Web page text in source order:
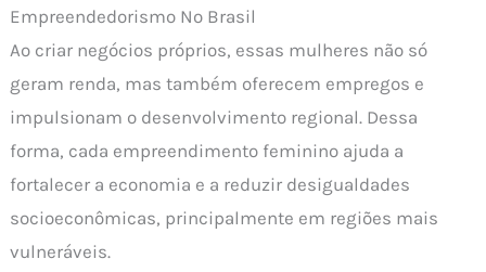
Empreendedorismo No Brasil
Ao criar negócios próprios, essas mulheres não só
geram renda, mas também oferecem empregos e
impulsionam o desenvolvimento regional. Dessa
forma, cada empreendimento feminino ajuda a
fortalecer a economia e a reduzir desigualdades
socioeconômicas, principalmente em regiões mais
vulneráveis.